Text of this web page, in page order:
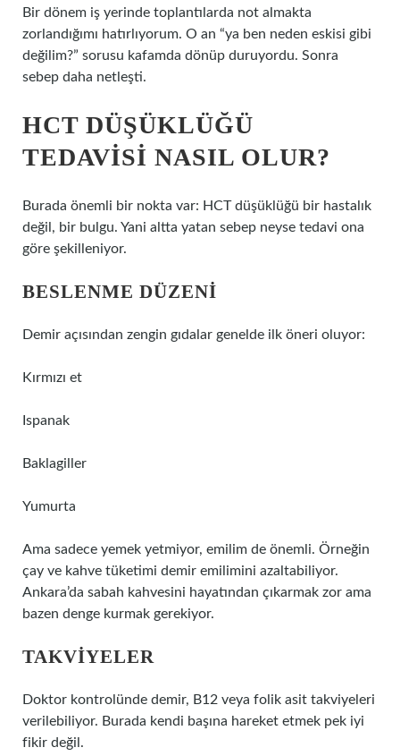
Bir dönem iş yerinde toplantılarda not almakta
zorlandığımı hatırlıyorum. O an “ya ben neden eskisi gibi
değilim?” sorusu kafamda dönüp duruyordu. Sonra
sebep daha netleşti.
HCT DÜŞÜKLÜĞÜ
TEDAVISI NASIL OLUR?
Burada önemli bir nokta var: HCT düşüklüğü bir hastalık
değil, bir bulgu. Yani altta yatan sebep neyse tedavi ona
göre şekilleniyor.
BESLENME DÜZENI
Demir açısından zengin gıdalar genelde ilk öneri oluyor:
Kırmızı et
Ispanak
Baklagiller
Yumurta
Ama sadece yemek yetmiyor, emilim de önemli. Örneğin
çay ve kahve tüketimi demir emilimini azaltabiliyor.
Ankara’da sabah kahvesini hayatından çıkarmak zor ama
bazen denge kurmak gerekiyor.
TAKVIYELER
Doktor kontrolünde demir, B12 veya folik asit takviyeleri
verilebiliyor. Burada kendi başına hareket etmek pek iyi
fikir değil.